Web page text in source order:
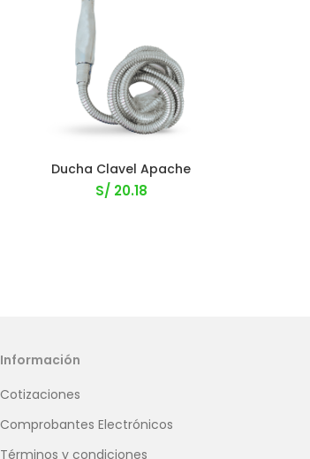
Ducha Clavel Apache
S/20.18
Información
Cotizaciones
Comprobantes Electrónicos
Términos y condiciones